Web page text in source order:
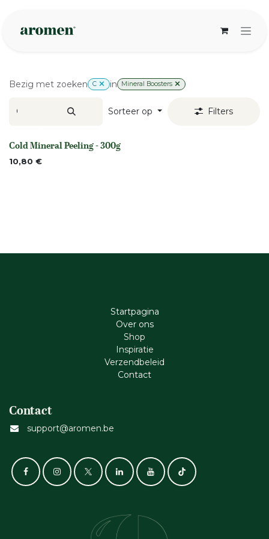
Bezig met zoeken C in Mineral Boosters
Sorteer op Filters
None
Cold Mineral Peeling - 300g
10,80 €
Startpagina
Ove​r​ ons
Shop
Inspiratie
Verzendbeleid
Cont​act
Contact
support@aromen.be